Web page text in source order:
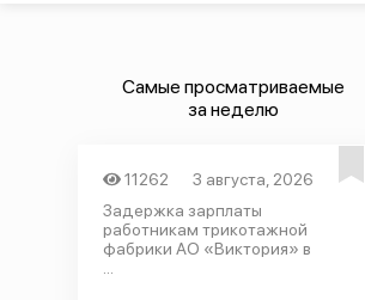
Самые просматриваемые
за неделю
11262
3 августа, 2026
Задержка зарплаты
работникам трикотажной
фабрики АО «Виктория» в